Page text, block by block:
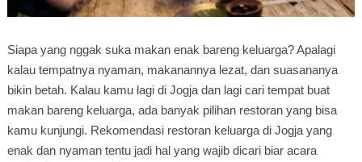
Siapa yang nggak suka makan enak bareng keluarga? Apalagi
kalau tempatnya nyaman, makanannya lezat, dan suasananya
bikin betah. Kalau kamu lagi di Jogja dan lagi cari tempat buat
makan bareng keluarga, ada banyak pilihan restoran yang bisa
kamu kunjungi. Rekomendasi restoran keluarga di Jogja yang
enak dan nyaman tentu jadi hal yang wajib dicari biar acara